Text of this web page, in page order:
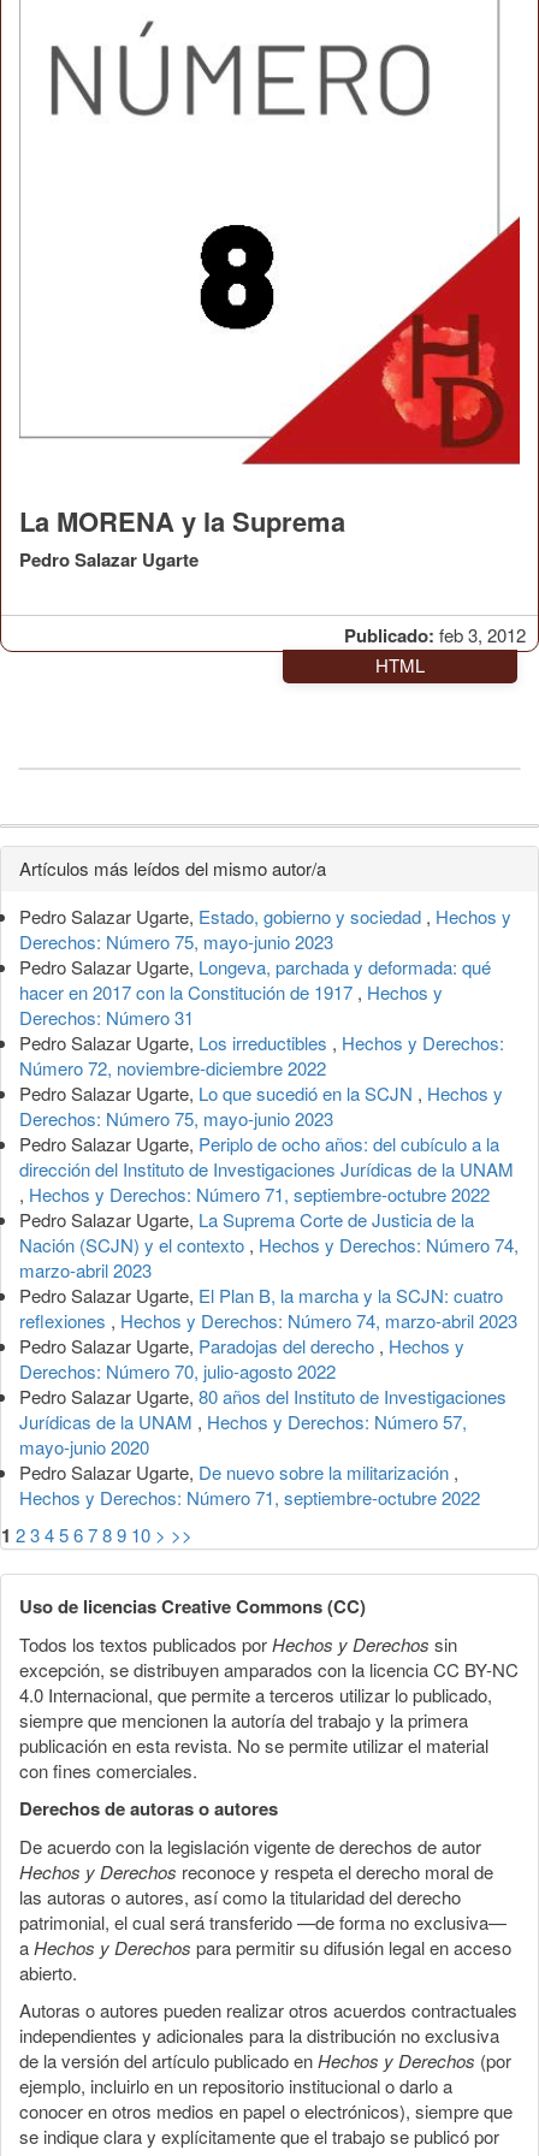
Publicado: feb 3, 2012
La MORENA y la Suprema
Pedro Salazar Ugarte
HTML
Detalles
del
artículo
Artículos más leídos del mismo autor/a
Pedro Salazar Ugarte, Estado, gobierno y sociedad , Hechos y
Derechos: Número 75, mayo-junio 2023
Pedro Salazar Ugarte, Longeva, parchada y deformada: qué
hacer en 2017 con la Constitución de 1917 , Hechos y
Derechos: Número 31
Pedro Salazar Ugarte, Los irreductibles , Hechos y Derechos:
Número 72, noviembre-diciembre 2022
Pedro Salazar Ugarte, Lo que sucedió en la SCJN , Hechos y
Derechos: Número 75, mayo-junio 2023
Pedro Salazar Ugarte, Periplo de ocho años: del cubículo a la
dirección del Instituto de Investigaciones Jurídicas de la UNAM
, Hechos y Derechos: Número 71, septiembre-octubre 2022
Pedro Salazar Ugarte, La Suprema Corte de Justicia de la
Nación (SCJN) y el contexto , Hechos y Derechos: Número 74,
marzo-abril 2023
Pedro Salazar Ugarte, El Plan B, la marcha y la SCJN: cuatro
reflexiones , Hechos y Derechos: Número 74, marzo-abril 2023
Pedro Salazar Ugarte, Paradojas del derecho , Hechos y
Derechos: Número 70, julio-agosto 2022
Pedro Salazar Ugarte, 80 años del Instituto de Investigaciones
Jurídicas de la UNAM , Hechos y Derechos: Número 57,
mayo-junio 2020
Pedro Salazar Ugarte, De nuevo sobre la militarización ,
Hechos y Derechos: Número 71, septiembre-octubre 2022
1 23456789 10 > >>
Uso de licencias Creative Commons (CC)
Todos los textos publicados porHechos y Derechos sin
excepción, se distribuyen amparados con la licencia CC BY-NC
4.0 Internacional, que permite a terceros utilizar lo publicado,
siempre que mencionen la autoría del trabajo y la primera
publicación en esta revista. No se permite utilizar el material
con fines comerciales.
Derechos de autoras o autores
De acuerdo con la legislación vigente de derechos de autor
Hechos y Derechos reconoce y respeta el derecho moral de
las autoras o autores, así como la titularidad del derecho
patrimonial, el cual será transferido —de forma no exclusiva—
aHechos y Derechos para permitir su difusión legal en acceso
abierto.
Autoras o autores pueden realizar otros acuerdos contractuales
independientes y adicionales para la distribución no exclusiva
de la versión del artículo publicado enHechos y Derechos (por
ejemplo, incluirlo en un repositorio institucional o darlo a
conocer en otros medios en papel o electrónicos), siempre que
se indique clara y explícitamente que el trabajo se publicó por